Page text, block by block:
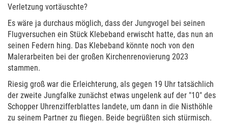
Verletzung vortäuschte?
Es wäre ja durchaus möglich, dass der Jungvogel bei seinen
Flugversuchen ein Stück Klebeband erwischt hatte, das nun an
seinen Federn hing. Das Klebeband könnte noch von den
Malerarbeiten bei der großen Kirchenrenovierung 2023
stammen.
Riesig groß war die Erleichterung, als gegen 19 Uhr tatsächlich
der zweite Jungfalke zunächst etwas ungelenk auf der "10" des
Schopper Uhrenzifferblattes landete, um dann in die Nisthöhle
zu seinem Partner zu fliegen. Beide begrüßten sich stürmisch.